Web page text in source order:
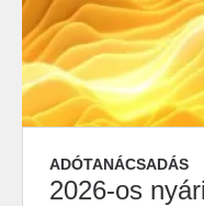
ADÓTANÁCSADÁS
2026-os